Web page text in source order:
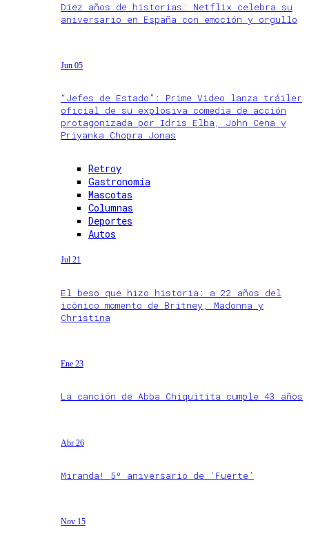
Diez años de historias: Netflix celebra su
aniversario en España con emoción y orgullo
Jun 05
“Jefes de Estado”: Prime Video lanza tráiler
oficial de su explosiva comedia de acción
protagonizada por Idris Elba, John Cena y
Priyanka Chopra Jonas
Retroy
Gastronomía
Mascotas
Columnas
Deportes
Autos
Jul 21
El beso que hizo historia: a 22 años del
icónico momento de Britney, Madonna y
Christina
Ene 23
La canción de Abba Chiquitita cumple 43 años
Abr 26
Miranda! 5º aniversario de ‘Fuerte’
Nov 15